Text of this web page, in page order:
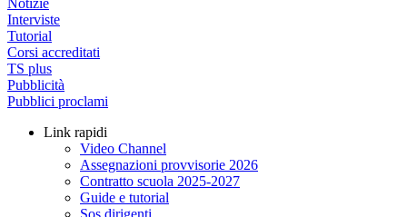
Notizie
Interviste
Tutorial
Corsi accreditati
TS plus
Pubblicità
Pubblici proclami
Link rapidi
Video Channel
Assegnazioni provvisorie 2026
Contratto scuola 2025-2027
Guide e tutorial
Sos dirigenti